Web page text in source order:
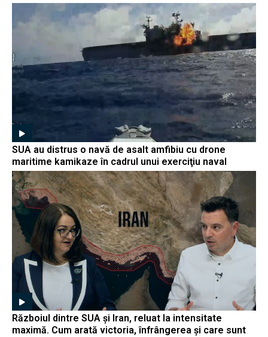
SUA au distrus o navă de asalt amfibiu cu drone
maritime kamikaze în cadrul unui exerciţiu naval
Războiul dintre SUA și Iran, reluat la intensitate
maximă. Cum arată victoria, înfrângerea și care sunt